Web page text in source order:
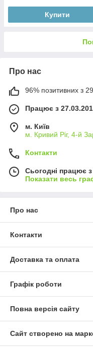
Купити
Про нас
96% позитивних з
Працює з
м. Київ
м. Кривий Ріг, 4-й
Контакти
Сьогодні працює
Показати весь
Про нас
Контакти
Доставка та оплата
Графік роботи
Повна версія сайту
Сайт створено на